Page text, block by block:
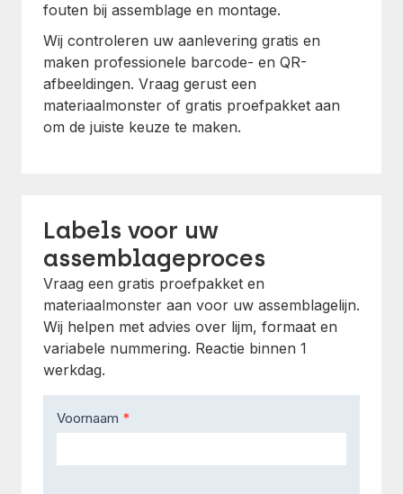
fouten bij assemblage en montage.
Wij controleren uw aanlevering gratis en
maken professionele barcode- en QR-
afbeeldingen. Vraag gerust een
materiaalmonster of gratis proefpakket aan
om de juiste keuze te maken.
Labels voor uw
assemblageproces
Vraag een gratis proefpakket en
materiaalmonster aan voor uw assemblagelijn.
Wij helpen met advies over lijm, formaat en
variabele nummering. Reactie binnen 1
werkdag.
Contact
Us
Voornaam *